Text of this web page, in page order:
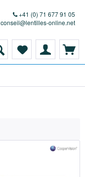
+41 (0) 71 677 91 05
conseil@lentilles-online.net